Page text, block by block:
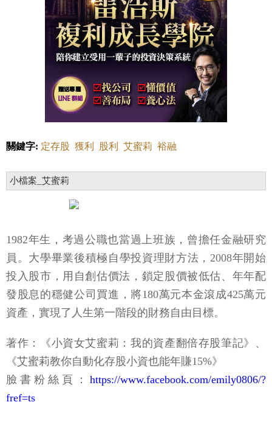
關鍵字: 定存股 獲利 股利 艾蜜莉 裕融
小檔案_艾蜜莉
1982年生，考過公職也當過上班族，曾擔任金融研究
員。大學畢業後積極自學投資理財方法，2008年開始
投入股市，用自創估價法，鎖定股價被低估、年年配
發股息的穩健公司買進，將180萬元本金滾成425萬元
資產，實現了人生第一階段的財務自由目標。
著作：《小資女艾蜜莉：我的資產翻倍存股筆記》、
《艾蜜莉教你自動化存股小資也能年賺15%》
臉書粉絲頁： https://www.facebook.com/emily0806/?
fref=ts